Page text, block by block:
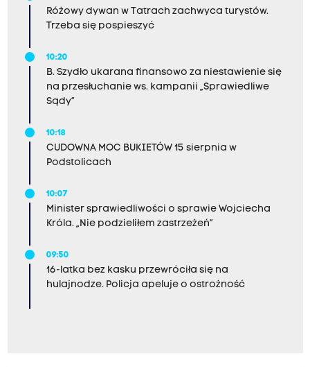
Różowy dywan w Tatrach zachwyca turystów.
Trzeba się pospieszyć
10:20
B. Szydło ukarana finansowo za niestawienie się
na przesłuchanie ws. kampanii „Sprawiedliwe
Sądy”
10:18
CUDOWNA MOC BUKIETÓW 15 sierpnia w
Podstolicach
10:07
Minister sprawiedliwości o sprawie Wojciecha
Króla. „Nie podzieliłem zastrzeżeń”
09:50
16-latka bez kasku przewróciła się na
hulajnodze. Policja apeluje o ostrożność